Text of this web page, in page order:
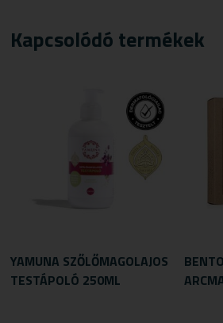
Kapcsolódó termékek
YAMUNA SZŐLŐMAGOLAJOS
TESTÁPOLÓ 250ML